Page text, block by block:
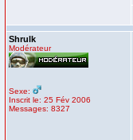
Shrulk
Modérateur
Sexe:
Inscrit le: 25 Fév 2006
Messages: 8327